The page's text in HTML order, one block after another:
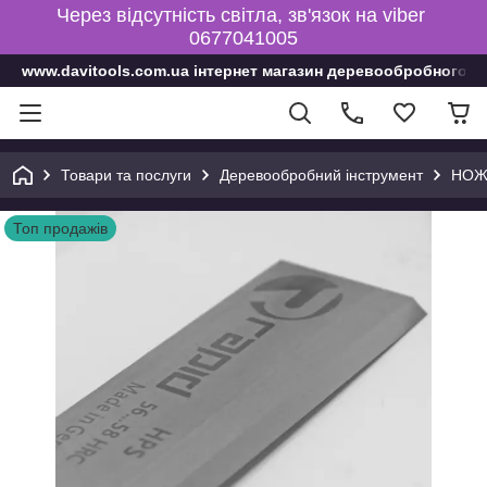
Через відсутність світла, зв'язок на viber
0677041005
www.davitools.com.ua інтернет магазин деревообробного
Товари та послуги Деревообробний інструмент
Топ продажів